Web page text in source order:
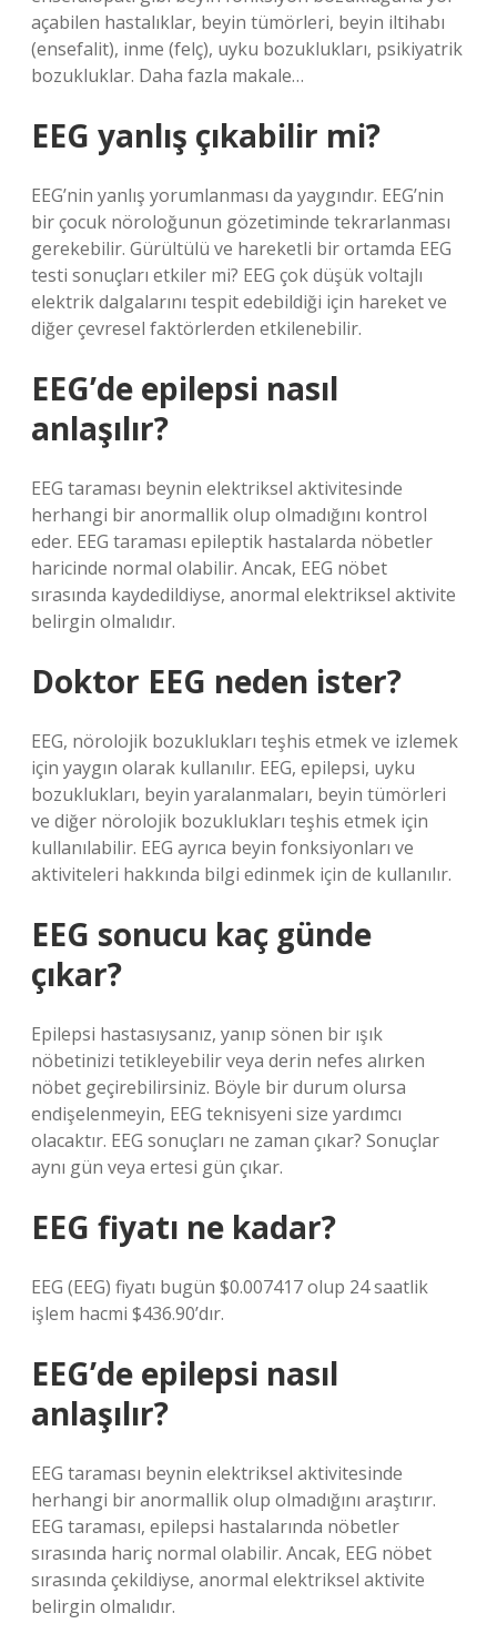
açabilen hastalıklar, beyin tümörleri, beyin iltihabı
(ensefalit), inme (felç), uyku bozuklukları, psikiyatrik
bozukluklar. Daha fazla makale…
EEG yanlış çıkabilir mi?
EEG’nin yanlış yorumlanması da yaygındır. EEG’nin
bir çocuk nöroloğunun gözetiminde tekrarlanması
gerekebilir. Gürültülü ve hareketli bir ortamda EEG
testi sonuçları etkiler mi? EEG çok düşük voltajlı
elektrik dalgalarını tespit edebildiği için hareket ve
diğer çevresel faktörlerden etkilenebilir.
EEG’de epilepsi nasıl
anlaşılır?
EEG taraması beynin elektriksel aktivitesinde
herhangi bir anormallik olup olmadığını kontrol
eder. EEG taraması epileptik hastalarda nöbetler
haricinde normal olabilir. Ancak, EEG nöbet
sırasında kaydedildiyse, anormal elektriksel aktivite
belirgin olmalıdır.
Doktor EEG neden ister?
EEG, nörolojik bozuklukları teşhis etmek ve izlemek
için yaygın olarak kullanılır. EEG, epilepsi, uyku
bozuklukları, beyin yaralanmaları, beyin tümörleri
ve diğer nörolojik bozuklukları teşhis etmek için
kullanılabilir. EEG ayrıca beyin fonksiyonları ve
aktiviteleri hakkında bilgi edinmek için de kullanılır.
EEG sonucu kaç günde
çıkar?
Epilepsi hastasıysanız, yanıp sönen bir ışık
nöbetinizi tetikleyebilir veya derin nefes alırken
nöbet geçirebilirsiniz. Böyle bir durum olursa
endişelenmeyin, EEG teknisyeni size yardımcı
olacaktır. EEG sonuçları ne zaman çıkar? Sonuçlar
aynı gün veya ertesi gün çıkar.
EEG fiyatı ne kadar?
EEG (EEG) fiyatı bugün $0.007417 olup 24 saatlik
işlem hacmi $436.90’dır.
EEG’de epilepsi nasıl
anlaşılır?
EEG taraması beynin elektriksel aktivitesinde
herhangi bir anormallik olup olmadığını araştırır.
EEG taraması, epilepsi hastalarında nöbetler
sırasında hariç normal olabilir. Ancak, EEG nöbet
sırasında çekildiyse, anormal elektriksel aktivite
belirgin olmalıdır.